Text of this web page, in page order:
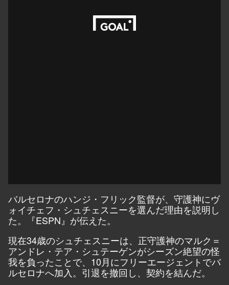
バルセロナのハンジ・フリック監督が、守護神にヴ
ォイチェフ・シュチェスニーを選んだ理由を説明し
た。『ESPN』が伝えた。
現在34歳のシュチェスニーは、正守護神のマルク＝
アンドレ・テア・シュテーゲンがシーズン絶望の怪
我を負ったことで、10月にフリーエージェントでバ
ルセロナへ加入。引退を撤回し、契約を結んだ。